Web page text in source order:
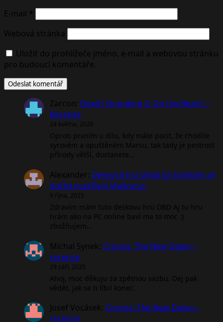
E-mail *
Webová stránka
Uložit do prohlížeče jméno, e-mail a webovou stránku
pro budoucí komentáře.
Zarcon: Death Stranding 2: On the Beach –
Recenze
24 května, 2026
Oproti prvním u dílu, kdy máte pocit, že chodíte
syrovém a opuštěném Marsu, tak tady je pestrost
přírody větší, dostanete…
Alexander: Desková hra Dead by Daylight se
dočká rozšíření Malicious
9 října, 2025
Zdravím mám tuto deskovu hru DBD Aj tu hru
hrám ako na PC online baví ma to moc :)
zbožňujem…
Michal Synek: Cronos: The New Dawn –
recenze
29 září, 2025
Ahoj, moc děkuju za zpětnou vazbu. Dej pak
vědět, jak se ti líbil konec.
Josef Vocásek: Cronos: The New Dawn –
recenze